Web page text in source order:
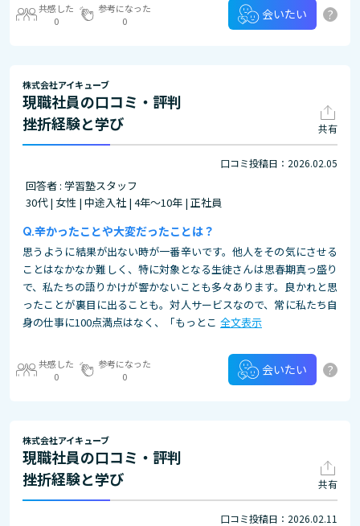
共感した
0
参考になった
0
会いたい ?
株式会社アイキューブ
現職社員の口コミ・評判
挫折経験と学び
共有
口コミ投稿日：2026.02.05
回答者 : 学習塾スタッフ
30代 | 女性 | 中途入社 | 4年～10年 | 正社員
辛かったことや大変だったことは？
思うように結果が出ない時が一番辛いです。他人をその気にさせる
ことはなかなか難しく、特に対象となる生徒さんは思春期真っ盛り
で、私たちの語りかけが響かないことも多々あります。良かれと思
ったことが裏目に出ることも。対人サービスなので、常に私たち自
身の仕事に100点満点はなく、「もっとこ 全文表示
共感した
0
参考になった
0
会いたい ?
株式会社アイキューブ
現職社員の口コミ・評判
挫折経験と学び
共有
口コミ投稿日：2026.02.11